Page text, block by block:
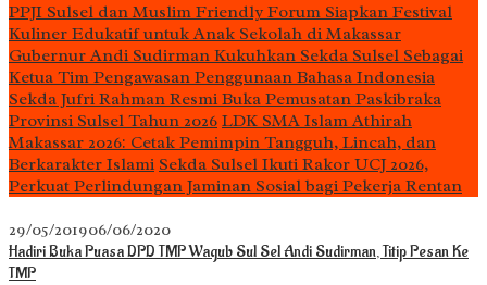
PPJI Sulsel dan Muslim Friendly Forum Siapkan Festival
Kuliner Edukatif untuk Anak Sekolah di Makassar
Gubernur Andi Sudirman Kukuhkan Sekda Sulsel Sebagai
Ketua Tim Pengawasan Penggunaan Bahasa Indonesia
Sekda Jufri Rahman Resmi Buka Pemusatan Paskibraka
Provinsi Sulsel Tahun 2026 LDK SMA Islam Athirah
Makassar 2026: Cetak Pemimpin Tangguh, Lincah, dan
Berkarakter Islami Sekda Sulsel Ikuti Rakor UCJ 2026,
Perkuat Perlindungan Jaminan Sosial bagi Pekerja Rentan
29/05/201906/06/2020
Hadiri Buka Puasa DPD TMP Wagub Sul Sel Andi Sudirman, Titip Pesan Ke
TMP